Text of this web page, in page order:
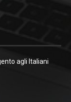
agli Italiani